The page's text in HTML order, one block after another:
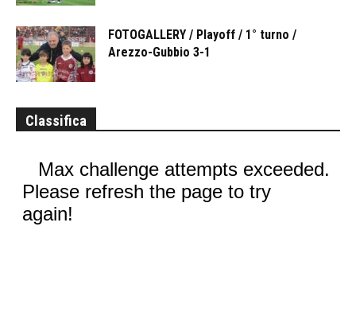
FOTOGALLERY / Playoff / 1° turno /
Arezzo-Gubbio 3-1
Classifica